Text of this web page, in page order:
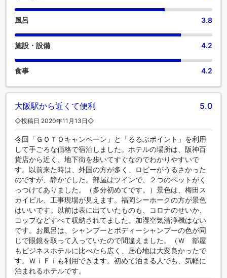
風呂 3.8
施設・設備 4.2
食事 4.2
大阪駅から近くて便利 5.0
◇投稿日 2020年11月13日◇
今回「ＧＯＴＯキャンペーン」と「るるぶポイント」を利用
して手ごろな価格で宿泊しました。ホテルの場所は、阪神百
貨店から近く、地下街を歩いてすぐなのでわかりやすいで
す。以前来た時は、外国の方が多く、ロビーがうるさかった
のですが、静かでした。部屋はツインで、２つのベットがく
っつけてありました。（多分初めてです。）景色は、梅田ス
カイビル、工事現場が見えます。福岡シーホークの方が景色
はいいです。以前は表に出ていたものも、コロナのせいか、
コップなどすべて収納されてました。加湿空気清浄機はない
です。お風呂は、シャンプーとボディーシャンプーの色が同
じで眼鏡を取って入っていたので間違えました。（Ｗ 部屋
もビジネスホテルに比べたら広く、居心地は大変良かったで
す。ＷｉＦｉも利用できます。初めて泊まる人でも、気軽に
泊まれるホテルです。